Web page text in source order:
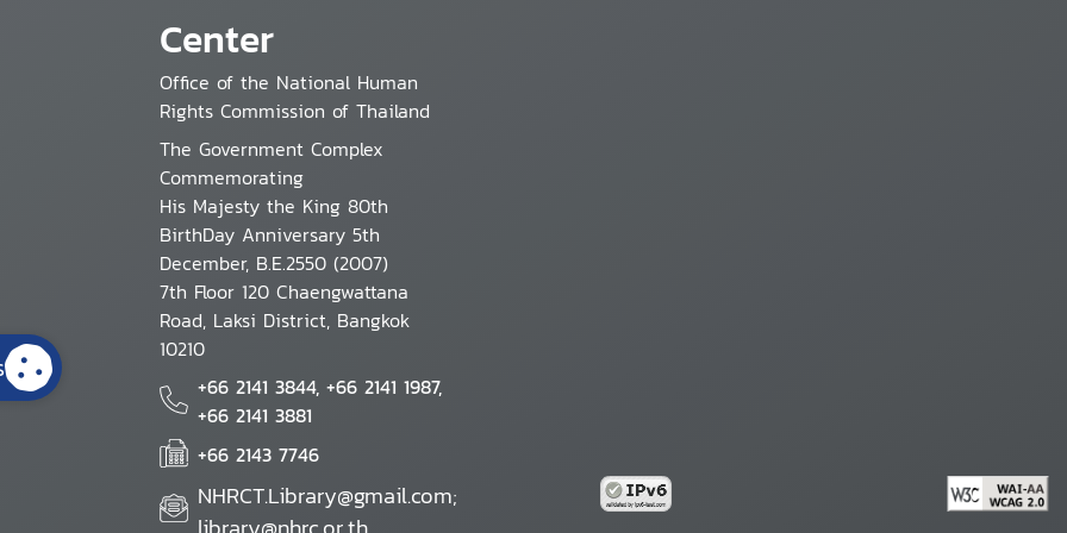
Center
Office of the National Human
Rights Commission of Thailand
The Government Complex
Commemorating
His Majesty the King 80th
BirthDay Anniversary 5th
December, B.E.2550 (2007)
7th Floor 120 Chaengwattana
Road, Laksi District, Bangkok
10210
+66 2141 3844, +66 2141 1987,
+66 2141 3881
+66 2143 7746
NHRCT.Library@gmail.com;